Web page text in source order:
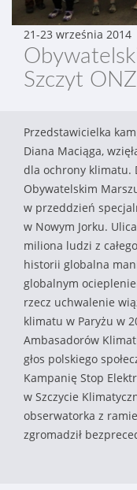
21-23 września 2014
Szczyt ONZ
Przedstawicielka
Diana Maciąga,
dla ochrony klimatu.
Obywatelskim
w przeddzień
w Nowym Jorku.
miliona ludzi z
historii globalna
globalnym
rzecz uchwalenie
klimatu w Paryżu w
Ambasadorów
głos polskiego
Kampanię Stop
w Szczycie
obserwatorka z
zgromadził